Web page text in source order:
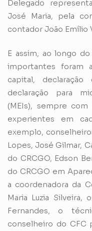
Delegado
José Maria, pela
contador João Emílio
E assim, ao longo
importantes foram
capital,
declaração para
(MEIs), sempre
experientes em
exemplo,
Lopes, José Gilmar,
do CRCGO, Edson
do CRCGO em
a coordenadora da
Maria Luzia
Fernandes, o
conselheiro do CFC